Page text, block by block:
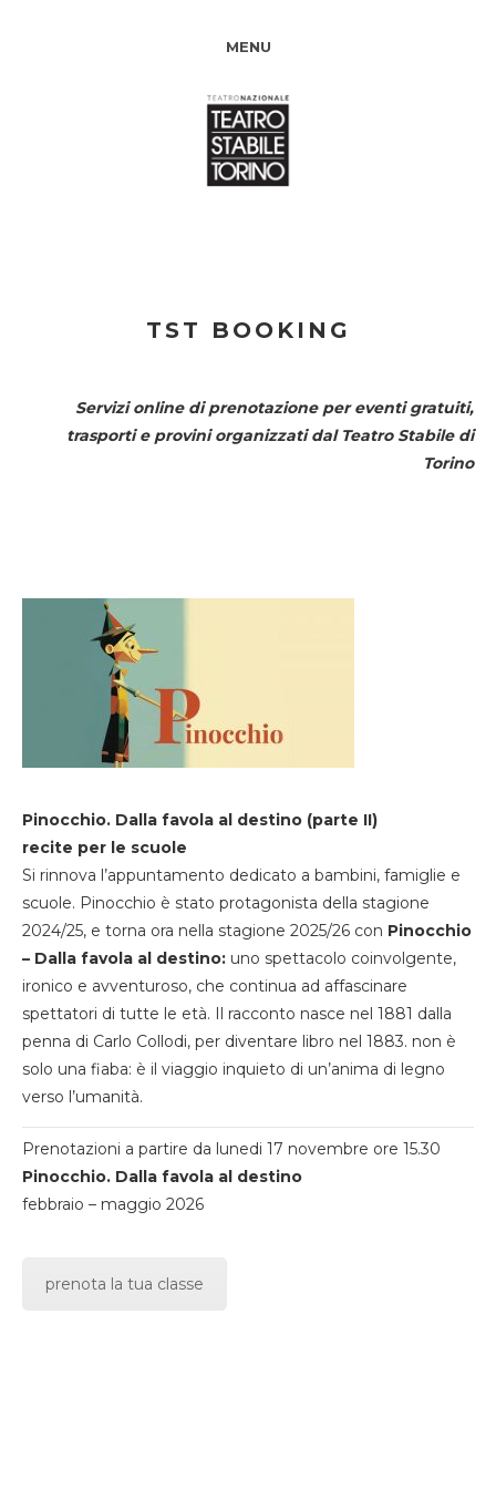
MENU
TST BOOKING
Servizi online di prenotazione per eventi gratuiti,
trasporti e provini organizzati dal Teatro Stabile di
Torino
Pinocchio. Dalla favola al destino (parte II)
recite per le scuole
Si rinnova l’appuntamento dedicato a bambini, famiglie e
scuole. Pinocchio è stato protagonista della stagione
2024/25, e torna ora nella stagione 2025/26 con Pinocchio
– Dalla favola al destino: uno spettacolo coinvolgente,
ironico e avventuroso, che continua ad affascinare
spettatori di tutte le età. Il racconto nasce nel 1881 dalla
penna di Carlo Collodi, per diventare libro nel 1883. non è
solo una fiaba: è il viaggio inquieto di un’anima di legno
verso l’umanità.
Prenotazioni a partire da lunedi 17 novembre ore 15.30
Pinocchio. Dalla favola al destino
febbraio – maggio 2026
prenota la tua classe